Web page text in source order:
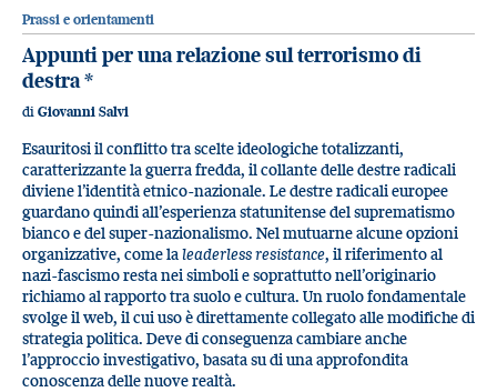
Prassi e orientamenti
Appunti per una relazione sul terrorismo di
destra*
di Giovanni Salvi
Esauritosi il conflitto tra scelte ideologiche totalizzanti,
caratterizzante la guerra fredda, il collante delle destre radicali
diviene l’identità etnico-nazionale. Le destre radicali europee
guardano quindi all’esperienza statunitense del suprematismo
bianco e del super-nazionalismo. Nel mutuarne alcune opzioni
organizzative, come la leaderless resistance, il riferimento al
nazi-fascismo resta nei simboli e soprattutto nell’originario
richiamo al rapporto tra suolo e cultura. Un ruolo fondamentale
svolge il web, il cui uso è direttamente collegato alle modifiche di
strategia politica. Deve di conseguenza cambiare anche
l’approccio investigativo, basata su di una approfondita
conoscenza delle nuove realtà.